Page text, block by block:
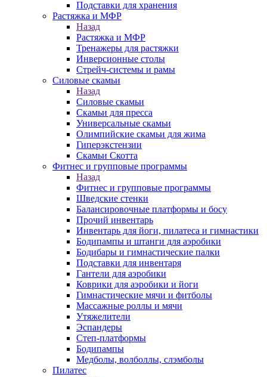
Подставки для хранения
Растяжка и МФР
Назад
Растяжка и МФР
Тренажеры для растяжки
Инверсионные столы
Стрейч-системы и рамы
Силовые скамьи
Назад
Силовые скамьи
Скамьи для пресса
Универсальные скамьи
Олимпийские скамьи для жима
Гиперэкстензии
Скамьи Скотта
Фитнес и групповые программы
Назад
Фитнес и групповые программы
Шведские стенки
Балансировочные платформы и босу
Прочий инвентарь
Инвентарь для йоги, пилатеса и гимнастики
Бодипампы и штанги для аэробики
Бодибары и гимнастические палки
Подставки для инвентаря
Гантели для аэробики
Коврики для аэробики и йоги
Гимнастические мячи и фитболы
Массажные роллы и мячи
Утяжелители
Эспандеры
Степ-платформы
Бодипампы
Медболы, волболлы, слэмболы
Пилатес